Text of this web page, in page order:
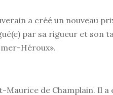
a créé un nouveau
par sa rigueur et son
Héroux».
de Champlain. Il